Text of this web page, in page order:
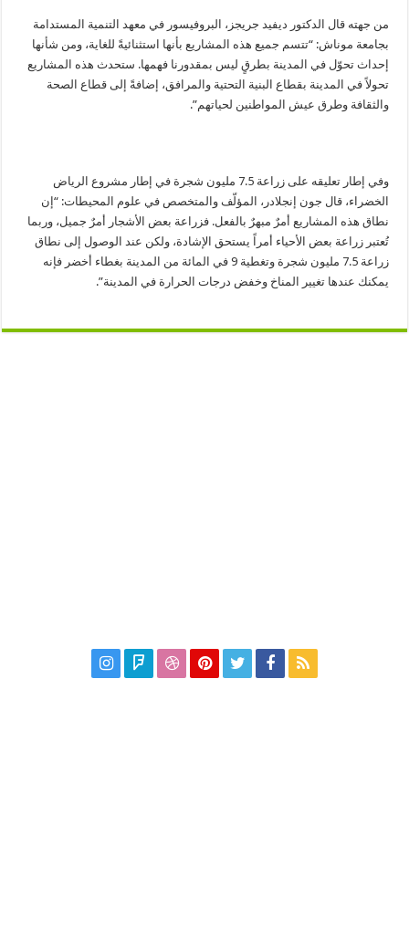
من جهته قال الدكتور ديفيد جريجز، البروفيسور في معهد التنمية المستدامة
بجامعة موناش: “تتسم جميع هذه المشاريع بأنها استثنائيةً للغاية، ومن شأنها
إحداث تحوّل في المدينة بطرقٍ ليس بمقدورنا فهمها. ستحدث هذه المشاريع
تحولاً في المدينة بقطاع البنية التحتية والمرافق، إضافةً إلى قطاع الصحة
والثقافة وطرق عيش المواطنين لحياتهم”.
وفي إطار تعليقه على زراعة 7.5 مليون شجرة في إطار مشروع الرياض
الخضراء، قال جون إنجلادر، المؤلّف والمتخصص في علوم المحيطات: “إن
نطاق هذه المشاريع أمرٌ مبهرٌ بالفعل. فزراعة بعض الأشجار أمرٌ جميل، وربما
تُعتبر زراعة بعض الأحياء أمراً يستحق الإشادة، ولكن عند الوصول إلى نطاق
زراعة 7.5 مليون شجرة وتغطية 9 في المائة من المدينة بغطاء أخضر فإنه
يمكنك عندها تغيير المناخ وخفض درجات الحرارة في المدينة”.